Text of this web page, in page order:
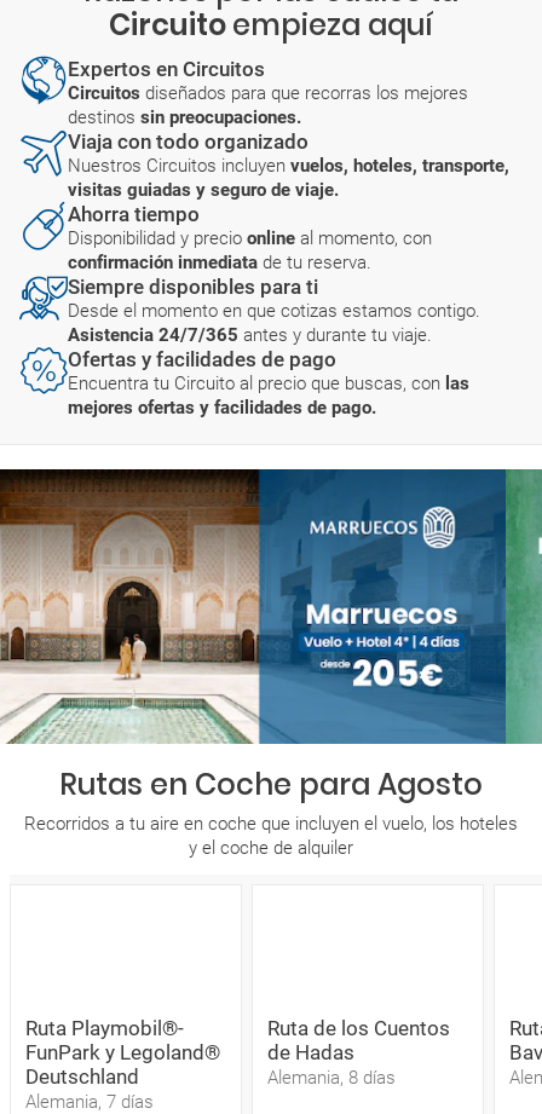
Circuitoempieza aquí
Expertos en Circuitos
Circuitos diseñados para que recorras los mejores
destinos sin preocupaciones.
Viaja con todo organizado
Nuestros Circuitos incluyen vuelos, hoteles, transporte,
visitas guiadas y seguro de viaje.
Ahorra tiempo
Disponibilidad y precio online al momento, con
confirmación inmediata de tu reserva.
Siempre disponibles para ti
Desde el momento en que cotizas estamos contigo.
Asistencia 24/7/365 antes y durante tu viaje.
Ofertas y facilidades de pago
Encuentra tu Circuito al precio que buscas, con las
mejores ofertas y facilidades de pago.
Rutas en Coche para Agosto
Recorridos a tu aire en coche que incluyen el vuelo, los hoteles
y el coche de alquiler
Ruta Playmobil®-
FunPark y Legoland®
Deutschland
Alemania, 7 días
Ruta de los Cuentos
de Hadas
Alemania, 8 días